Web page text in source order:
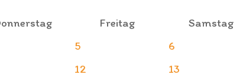
Freitag Samstag
5 6
12 13